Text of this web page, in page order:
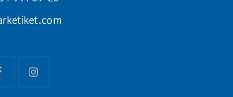
Instagram